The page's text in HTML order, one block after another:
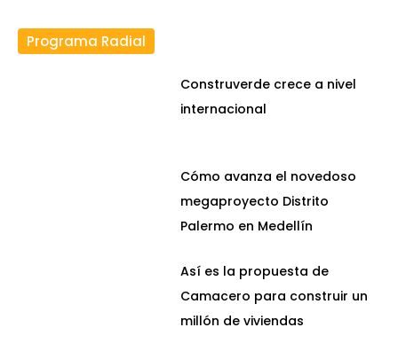
Programa Radial
Construverde crece a nivel
internacional
Cómo avanza el novedoso
megaproyecto Distrito
Palermo en Medellín
Así es la propuesta de
Camacero para construir un
millón de viviendas